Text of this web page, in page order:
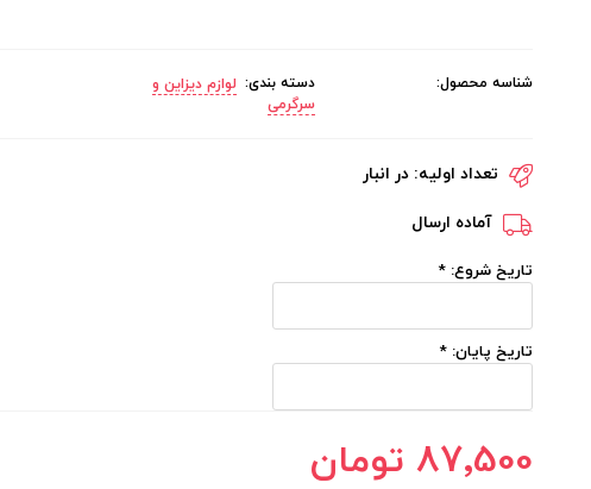
شناسه محصول: دسته بندی: لوازم دیزاین و
سرگرمی
تعداد اولیه: در انبار
آماده ارسال
تاریخ شروع:*
تاریخ پایان:*
87٬500 تومان